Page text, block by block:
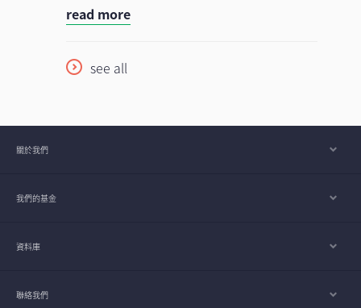
backbone of an artificial intelligence (AI)
this sector is key to unlocking where the
next wave of technology competition is
transformation could take hold. A similar
intelligence (AI). Today's massive
investment in chips, data centres, and
potential expansion in AI application that
read more
see all
關於我們
我們的基金
資料庫
聯絡我們